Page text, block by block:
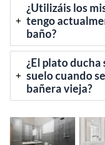
¿Utilizáis los
tengo
baño?
¿El plato ducha
suelo cuando
bañera vieja?